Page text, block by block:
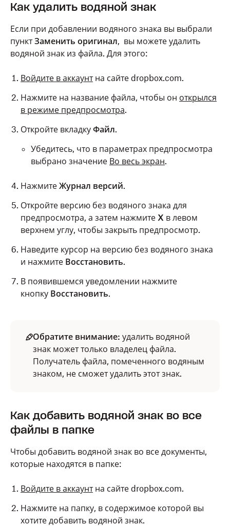
Как удалить водяной знак
Если при добавлении водяного знака вы выбрали
пунктЗаменить оригинал, вы можете удалить
водяной знак из файла. Для этого:
Войдите в аккаунтна сайте dropbox.com.
Нажмите на название файла, чтобы он открылся
в режиме предпросмотра.
Откройте вкладку Файл.
Убедитесь, что в параметрах предпросмотра
выбрано значение Во весь экран.
Нажмите Журнал версий.
Откройте версию без водяного знака для
предпросмотра, а затем нажмите X в левом
верхнем углу, чтобы закрыть предпросмотр.
Наведите курсор на версию без водяного знака
и нажмите Восстановить.
В появившемся уведомлении нажмите
кнопку Восстановить.
Обратите внимание: удалить водяной
знак может только владелец файла.
Получатель файла, помеченного водяным
знаком, не сможет удалить этот знак.
Как добавить водяной знак во все
файлы в папке
Чтобы добавить водяной знак во все документы,
которые находятся в папке:
Войдите в аккаунтна сайте dropbox.com.
Нажмите на папку, в содержимое которой вы
хотите добавить водяной знак.